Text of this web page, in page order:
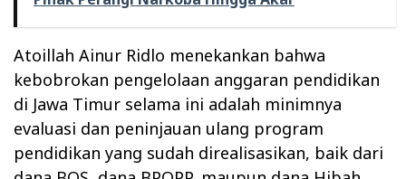
Atoillah Ainur Ridlo menekankan bahwa
kebobrokan pengelolaan anggaran pendidikan
di Jawa Timur selama ini adalah minimnya
evaluasi dan peninjauan ulang program
pendidikan yang sudah direalisasikan, baik dari